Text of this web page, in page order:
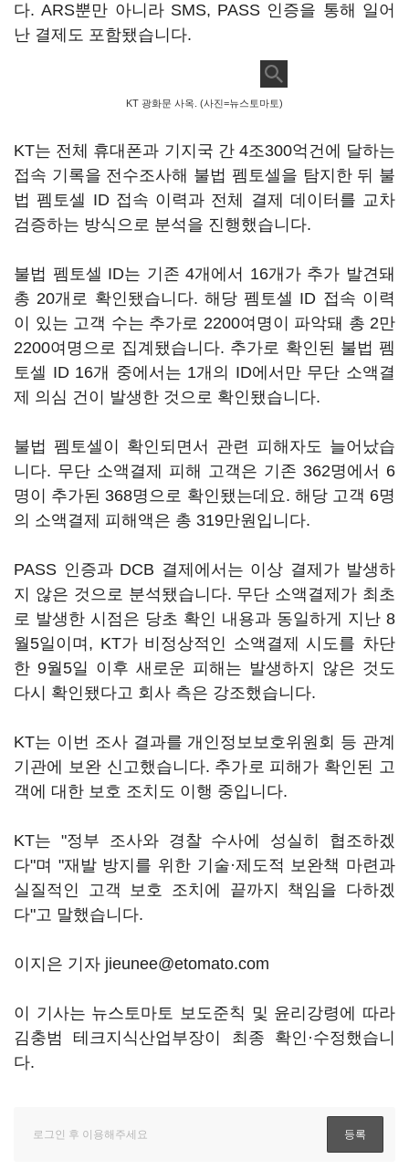
다. ARS뿐만 아니라 SMS, PASS 인증을 통해 일어
난 결제도 포함됐습니다.
KT 광화문 사옥. (사진=뉴스토마토)
KT는 전체 휴대폰과 기지국 간 4조300억건에 달하는
접속 기록을 전수조사해 불법 펨토셀을 탐지한 뒤 불
법 펨토셀 ID 접속 이력과 전체 결제 데이터를 교차
검증하는 방식으로 분석을 진행했습니다.
불법 펨토셀 ID는 기존 4개에서 16개가 추가 발견돼
총 20개로 확인됐습니다. 해당 펨토셀 ID 접속 이력
이 있는 고객 수는 추가로 2200여명이 파악돼 총 2만
2200여명으로 집계됐습니다. 추가로 확인된 불법 펨
토셀 ID 16개 중에서는 1개의 ID에서만 무단 소액결
제 의심 건이 발생한 것으로 확인됐습니다.
불법 펨토셀이 확인되면서 관련 피해자도 늘어났습
니다. 무단 소액결제 피해 고객은 기존 362명에서 6
명이 추가된 368명으로 확인됐는데요. 해당 고객 6명
의 소액결제 피해액은 총 319만원입니다.
PASS 인증과 DCB 결제에서는 이상 결제가 발생하
지 않은 것으로 분석됐습니다. 무단 소액결제가 최초
로 발생한 시점은 당초 확인 내용과 동일하게 지난 8
월5일이며, KT가 비정상적인 소액결제 시도를 차단
한 9월5일 이후 새로운 피해는 발생하지 않은 것도
다시 확인됐다고 회사 측은 강조했습니다.
KT는 이번 조사 결과를 개인정보보호위원회 등 관계
기관에 보완 신고했습니다. 추가로 피해가 확인된 고
객에 대한 보호 조치도 이행 중입니다.
KT는 "정부 조사와 경찰 수사에 성실히 협조하겠
다"며 "재발 방지를 위한 기술·제도적 보완책 마련과
실질적인 고객 보호 조치에 끝까지 책임을 다하겠
다"고 말했습니다.
이지은 기자 jieunee@etomato.com
이 기사는 뉴스토마토 보도준칙 및 윤리강령에 따라
김충범 테크지식산업부장이 최종 확인·수정했습니
다.